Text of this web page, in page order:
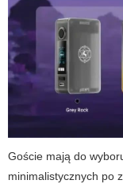
Goście mają do
minimalistycznych po